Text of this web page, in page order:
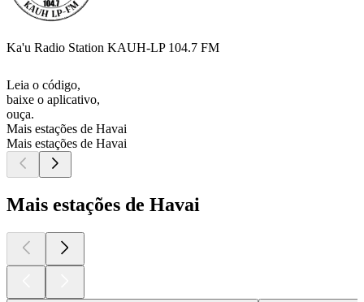
Ka'u Radio Station KAUH-LP 104.7 FM
Leia o código,
baixe o aplicativo,
ouça.
Mais estações de Havai
Mais estações de Havai
Mais estações de Havai